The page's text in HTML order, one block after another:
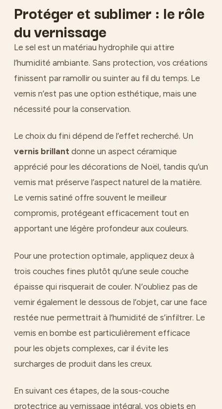
Protéger et sublimer : le rôle
du vernissage
Le sel est un matériau hydrophile qui attire
l’humidité ambiante. Sans protection, vos créations
finissent par ramollir ou suinter au fil du temps. Le
vernis n’est pas une option esthétique, mais une
nécessité pour la conservation.
Le choix du fini dépend de l’effet recherché. Un
vernis brillant donne un aspect céramique
apprécié pour les décorations de Noël, tandis qu’un
vernis mat préserve l’aspect naturel de la matière.
Le vernis satiné offre souvent le meilleur
compromis, protégeant efficacement tout en
apportant une légère profondeur aux couleurs.
Pour une protection optimale, appliquez deux à
trois couches fines plutôt qu’une seule couche
épaisse qui risquerait de couler. N’oubliez pas de
vernir également le dessous de l’objet, car une face
restée nue permettrait à l’humidité de s’infiltrer. Le
vernis en bombe est particulièrement efficace
pour les objets complexes, car il évite les
surcharges de produit dans les creux.
En suivant ces étapes, de la sous-couche
protectrice au vernissage intégral, vos objets en